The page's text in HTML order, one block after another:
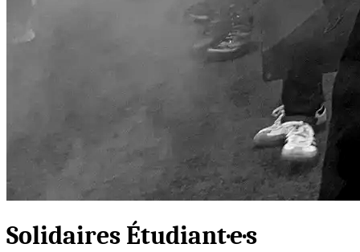
Solidaires Étudiant·e·s